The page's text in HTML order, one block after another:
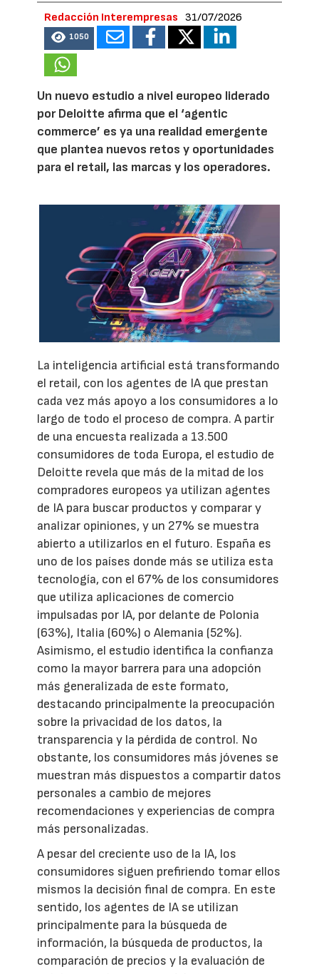
Redacción Interempresas 31/07/2026
1050
Un nuevo estudio a nivel europeo liderado
por Deloitte afirma que el ‘agentic
commerce’ es ya una realidad emergente
que plantea nuevos retos y oportunidades
para el retail, las marcas y los operadores.
La inteligencia artificial está transformando
el retail, con los agentes de IA que prestan
cada vez más apoyo a los consumidores a lo
largo de todo el proceso de compra. A partir
de una encuesta realizada a 13.500
consumidores de toda Europa, el estudio de
Deloitte revela que más de la mitad de los
compradores europeos ya utilizan agentes
de IA para buscar productos y comparar y
analizar opiniones, y un 27% se muestra
abierto a utilizarlos en el futuro. España es
uno de los países donde más se utiliza esta
tecnología, con el 67% de los consumidores
que utiliza aplicaciones de comercio
impulsadas por IA, por delante de Polonia
(63%), Italia (60%) o Alemania (52%).
Asimismo, el estudio identifica la confianza
como la mayor barrera para una adopción
más generalizada de este formato,
destacando principalmente la preocupación
sobre la privacidad de los datos, la
transparencia y la pérdida de control. No
obstante, los consumidores más jóvenes se
muestran más dispuestos a compartir datos
personales a cambio de mejores
recomendaciones y experiencias de compra
más personalizadas.
A pesar del creciente uso de la IA, los
consumidores siguen prefiriendo tomar ellos
mismos la decisión final de compra. En este
sentido, los agentes de IA se utilizan
principalmente para la búsqueda de
información, la búsqueda de productos, la
comparación de precios y la evaluación de